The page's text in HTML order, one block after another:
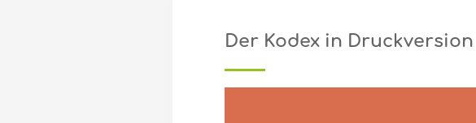
Der Kodex in Druckversion